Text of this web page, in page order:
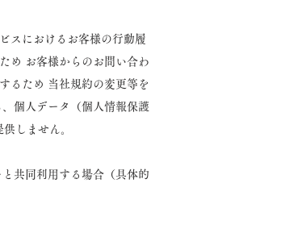
スにおけるお客様の行動履
め お客様からのお問い合わ
るため 当社規約の変更等を
個人データ（個人情報保護
しません。
共同利用する場合（具体的